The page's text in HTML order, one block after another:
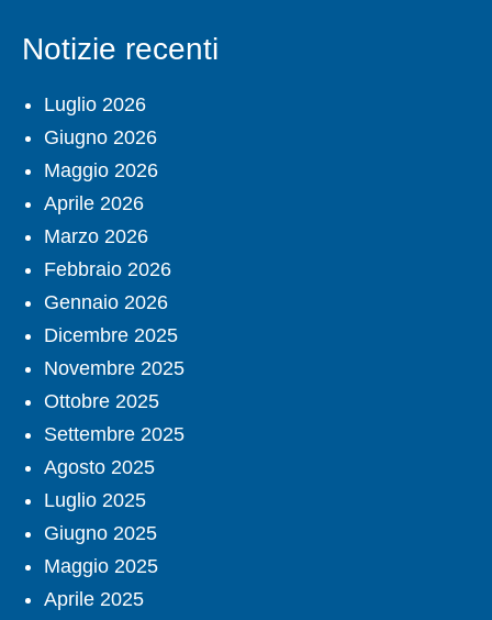
Notizie recenti
Luglio 2026
Giugno 2026
Maggio 2026
Aprile 2026
Marzo 2026
Febbraio 2026
Gennaio 2026
Dicembre 2025
Novembre 2025
Ottobre 2025
Settembre 2025
Agosto 2025
Luglio 2025
Giugno 2025
Maggio 2025
Aprile 2025